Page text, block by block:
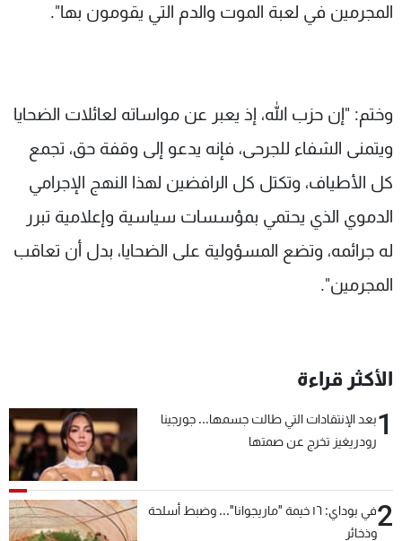
المجرمين في لعبة الموت والدم التي يقومون بها".
وختم: "إن حزب الله، إذ يعبر عن مواساته لعائلات الضحايا
ويتمنى الشفاء للجرحى، فإنه يدعو إلى وقفة حق، تجمع
كل الأطياف، وتكتل كل الرافضين لهذا النهج الإجرامي
الدموي الذي يحتمي بمؤسسات سياسية وإعلامية تبرر
له جرائمه، وتضع المسؤولية على الضحايا، بدل أن تعاقب
المجرمين".
الأكثر قراءة
1بعد الإنتقادات التي طالت جسمها... جورجينا
رودريغيز تخرج عن صمتها
2
في بوداي: ١٦ خيمة "ماريجوانا"... وضبط أسلحة
وذخائر